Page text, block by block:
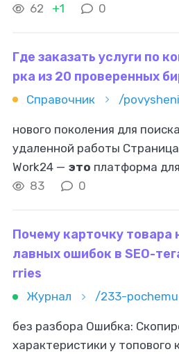
предпринимателям;
62 +1 0
Где заказать услуги по
рка из 20 проверенных
Справочник
нового поколения для
удаленной работы
Work24 — это платформа
объединяющая
83 0
Почему карточку товара
лавных ошибок в SEO-
rries
Журнал
без разбора Ошибка:
характеристики у топового